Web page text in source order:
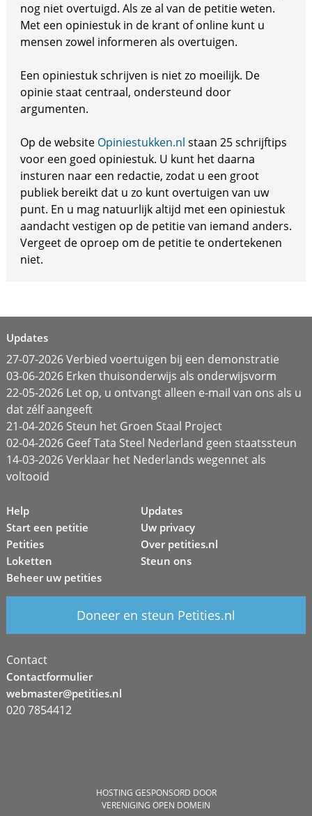
nog niet overtuigd. Als ze al van de petitie weten.
Met een opiniestuk in de krant of online kunt u
mensen zowel informeren als overtuigen.
Een opiniestuk schrijven is niet zo moeilijk. De
opinie staat centraal, ondersteund door
argumenten.
Op de website Opiniestukken.nl staan 25 schrijftips
voor een goed opiniestuk. U kunt het daarna
insturen naar een redactie, zodat u een groot
publiek bereikt dat u zo kunt overtuigen van uw
punt. En u mag natuurlijk altijd met een opiniestuk
aandacht vestigen op de petitie van iemand anders.
Vergeet de oproep om de petitie te ondertekenen
niet.
Updates
27-07-2026 Verbied voertuigen bij een demonstratie
03-06-2026 Erken thuisonderwijs als onderwijsvorm
22-05-2026 Let op, u ontvangt alleen e-mail van ons als u
dat zélf aangeeft
21-04-2026 Steun het Groen Staal Project
02-04-2026 Geef Tata Steel Nederland geen staatssteun
14-03-2026 Verklaar het Nederlands wegennet als
voltooid
Help
Start een petitie
Petities
Loketten
Beheer uw petities
Updates
Uw privacy
Over petities.nl
Steun ons
Doneer en steun Petities.nl
Contact
Contactformulier
webmaster@petities.nl
020 7854412
HOSTING GESPONSORD DOOR
VERENIGING OPEN DOMEIN